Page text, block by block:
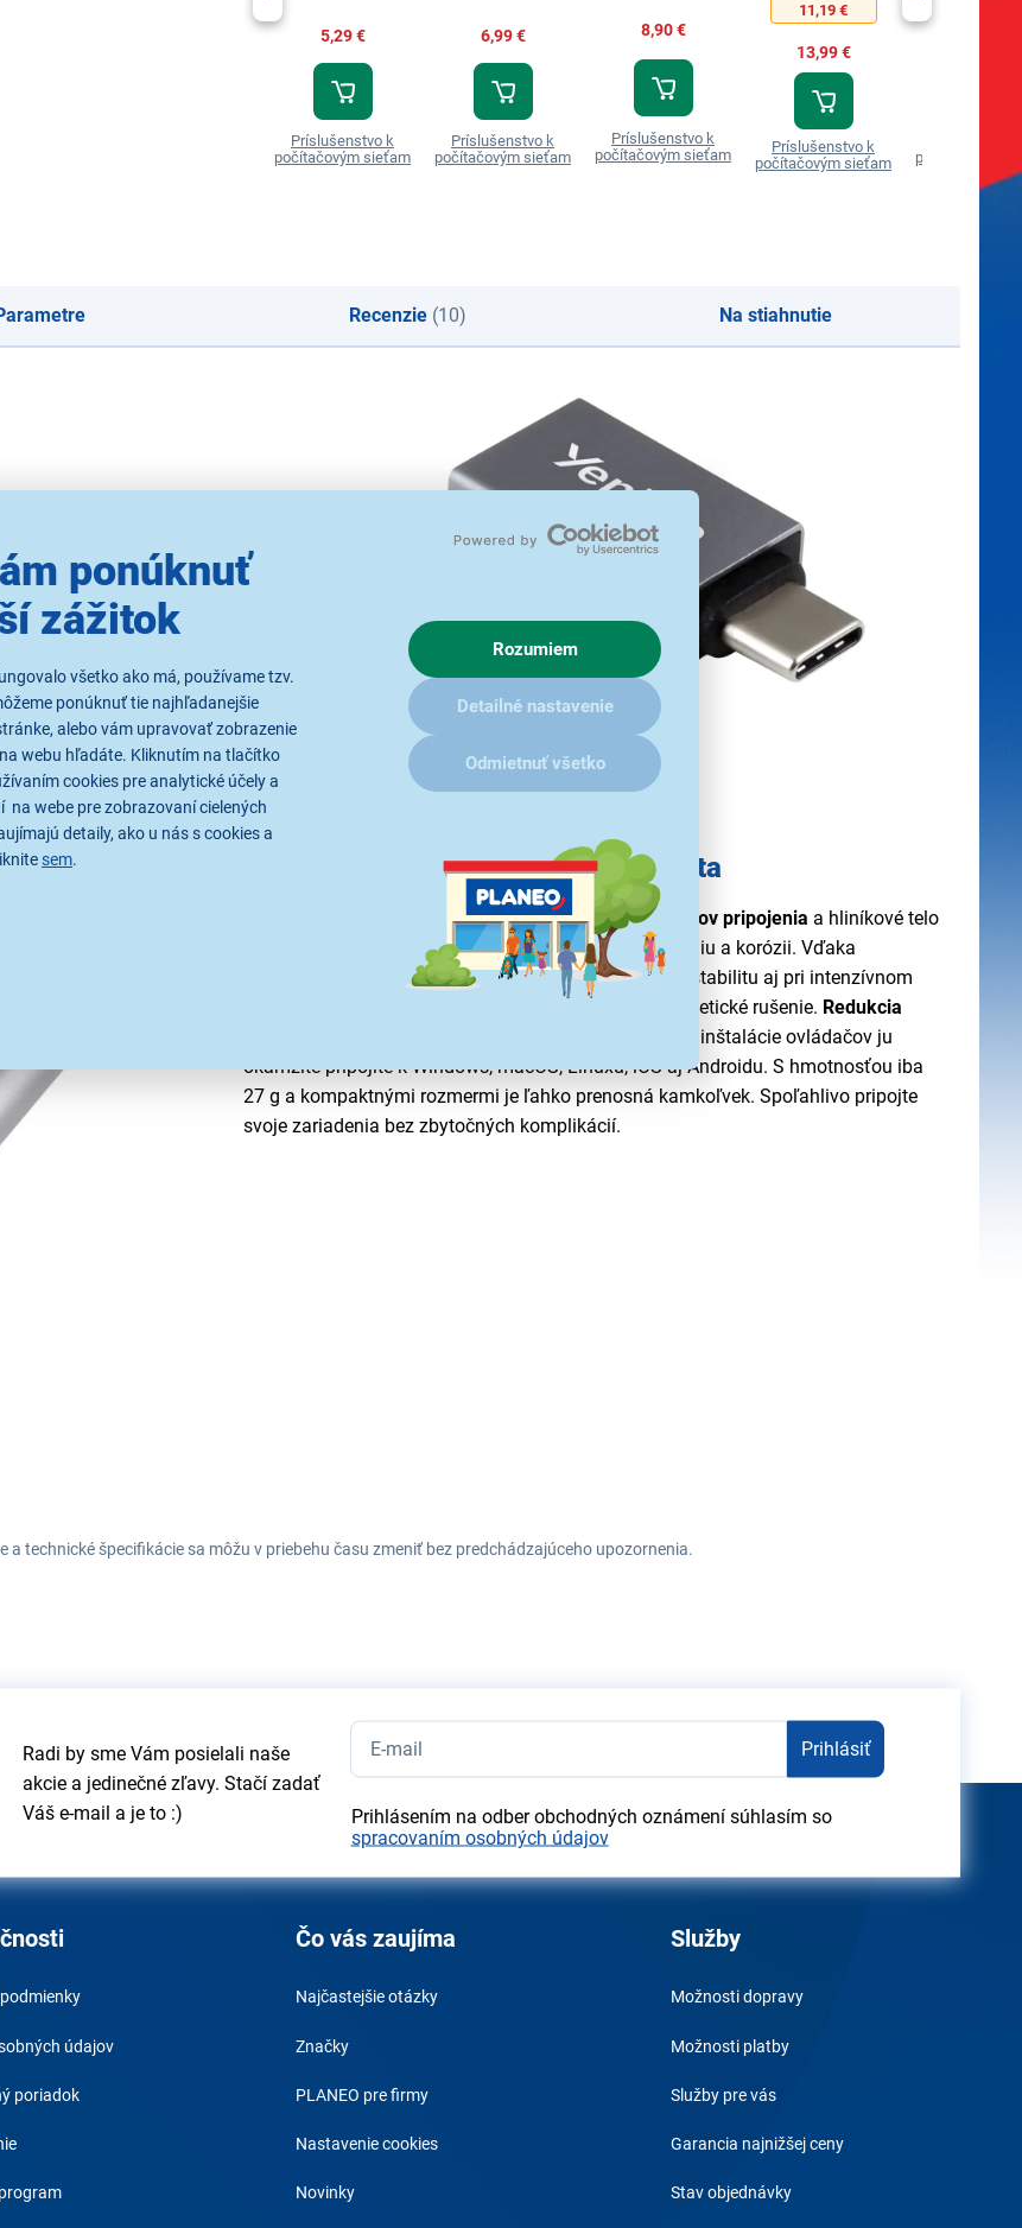
ponúknuť
zážitok
všetko ako má, používame tzv.
ponúknuť tie najhľadanejšie
alebo vám upravovať zobrazenie
webu hľadáte. Kliknutím na tlačítko
cookies pre analytické účely a
na webe pre zobrazovaní cielených
detaily, ako u nás s cookies a
sem.
Rozumiem
Detailné nastavenie
Odmietnuť všetko
5,29 €
Príslušenstvo k
počítačovým sieťam
6,99 €
Príslušenstvo k
počítačovým sieťam
8,90 €
Príslušenstvo k
počítačovým sieťam
11,19 €
13,99 €
Príslušenstvo k
počítačovým sieťam
počítačovým
Recenzie (10) Na stiahnutie
Odolnosť a univerzálna kompatibilita
Konektory tejto redukcie vydržia viac ako 10 000 cyklov pripojenia a hliníkové telo
s anodizáciou ju chráni proti mechanickému poškodeniu a korózii. Vďaka
pasívnemu chladeniu a kovovému tieneniu poskytuje stabilitu aj pri intenzívnom
používaní a zároveň eliminuje nepríjemné elektromagnetické rušenie. Redukcia
- bez inštalácie ovládačov ju
okamžite pripojíte k Windows, macOS, Linuxu, iOS aj Androidu. S hmotnosťou iba
27 g a kompaktnými rozmermi je ľahko prenosná kamkoľvek. Spoľahlivo pripojte
svoje zariadenia bez zbytočných komplikácií.
a technické špecifikácie sa môžu v priebehu času zmeniť bez predchádzajúceho upozornenia.
Radi by sme Vám posielali naše
akcie a jedinečné zľavy. Stačí zadať
Váš e-mail a je to :)
Prihlásiť
Prihlásením na odber obchodných oznámení súhlasím so
spracovaním osobných údajov
údajov
poriadok
Čo vás zaujíma
Najčastejšie otázky
Značky
PLANEO pre firmy
Nastavenie cookies
Novinky
Služby
Možnosti dopravy
Možnosti platby
Služby pre vás
Garancia najnižšej ceny
Stav objednávky